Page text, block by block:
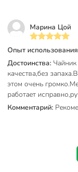
Бренд
Страна производства
Материал корпуса
Эмалированное
Марина Цой
Опыт
Достоинства:
качества,без
этом очень
работает
Комментарий: